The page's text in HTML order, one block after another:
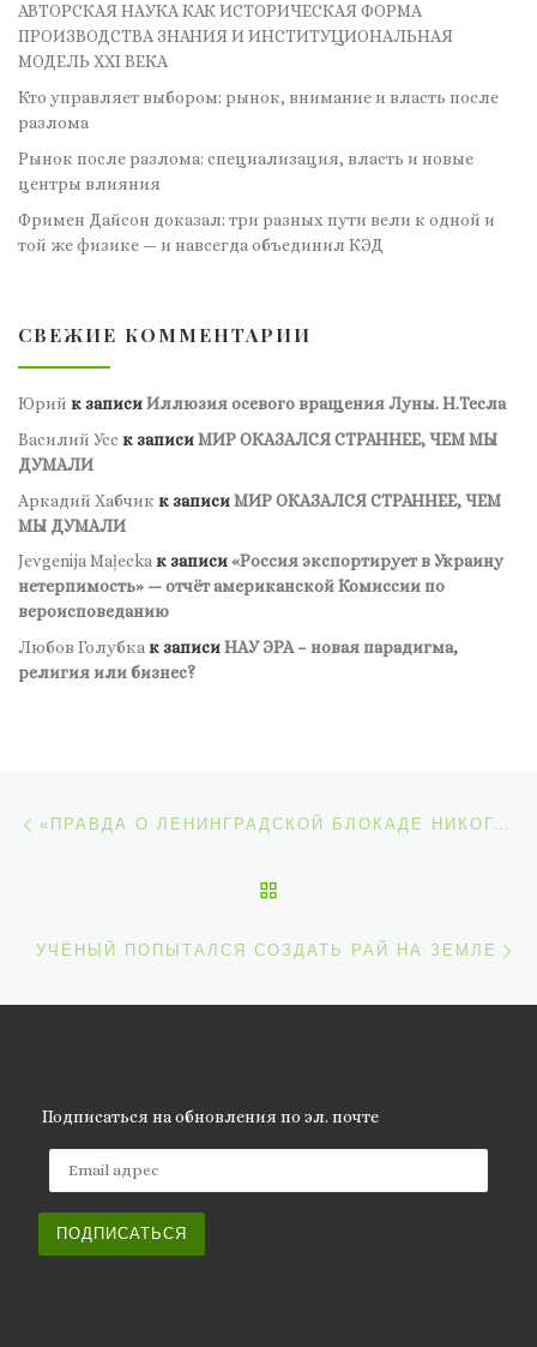
АВТОРСКАЯ НАУКА КАК ИСТОРИЧЕСКАЯ ФОРМА
ПРОИЗВОДСТВА ЗНАНИЯ И ИНСТИТУЦИОНАЛЬНАЯ
МОДЕЛЬ XXI ВЕКА
Кто управляет выбором: рынок, внимание и власть после
разлома
Рынок после разлома: специализация, власть и новые
центры влияния
Фримен Дайсон доказал: три разных пути вели к одной и
той же физике — и навсегда объединил КЭД
СВЕЖИЕ КОММЕНТАРИИ
Юрий к записиИллюзия осевого вращения Луны. Н.Тесла
Василий Усс к записиМИР ОКАЗАЛСЯ СТРАННЕЕ, ЧЕМ МЫ
ДУМАЛИ
Аркадий Хабчик к записиМИР ОКАЗАЛСЯ СТРАННЕЕ, ЧЕМ
МЫ ДУМАЛИ
Jevgenija Maļeckaк записи«Россия экспортирует в Украину
нетерпимость» — отчёт американской Комиссии по
вероисповеданию
Любов Голубкак записиНАУ ЭРА – новая парадигма,
религия или бизнес?
«ПРАВДА О ЛЕНИНГРАДСКОЙ БЛОКАДЕ НИКОГДА НЕ БУДЕТ НАПЕЧАТАНА». ИЗ ВОСПОМИНАНИЙ АКАДЕМИКА ЛИХАЧЁВА
УЧЁНЫЙ ПОПЫТАЛСЯ СОЗДАТЬ РАЙ НА ЗЕМЛЕ
Подписаться на обновления по эл. почте
ПОДПИСАТЬСЯ